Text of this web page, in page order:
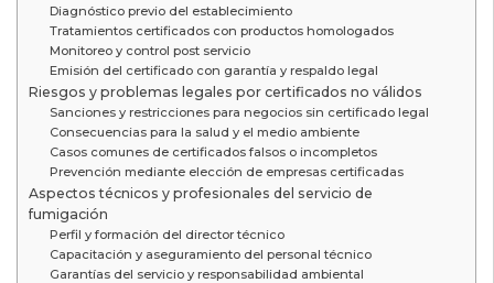
Diagnóstico previo del establecimiento
Tratamientos certificados con productos homologados
Monitoreo y control post servicio
Emisión del certificado con garantía y respaldo legal
Riesgos y problemas legales por certificados no válidos
Sanciones y restricciones para negocios sin certificado legal
Consecuencias para la salud y el medio ambiente
Casos comunes de certificados falsos o incompletos
Prevención mediante elección de empresas certificadas
Aspectos técnicos y profesionales del servicio de
fumigación
Perfil y formación del director técnico
Capacitación y aseguramiento del personal técnico
Garantías del servicio y responsabilidad ambiental